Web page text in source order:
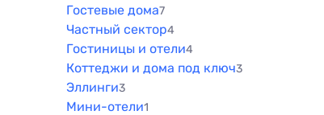
Гостевые дома7
Частный сектор4
Гостиницы и отели4
Коттеджи и дома под ключ3
Эллинги3
Мини-отели1